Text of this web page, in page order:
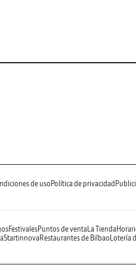
de usoPolítica de privacidad
FestivalesPuntos de venta La Tienda
Startinnova Restaurantes de Bilbao Lotería